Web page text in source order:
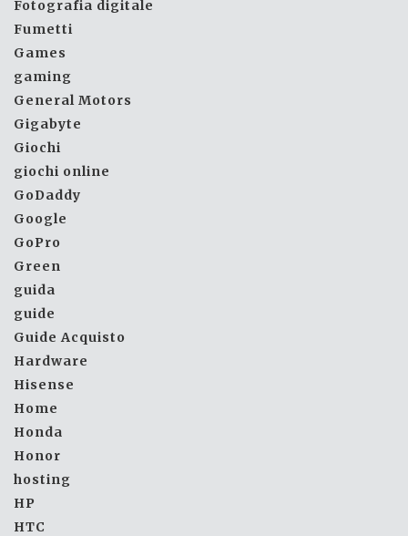
Fotografia digitale
Fumetti
Games
gaming
General Motors
Gigabyte
Giochi
giochi online
GoDaddy
Google
GoPro
Green
guida
guide
Guide Acquisto
Hardware
Hisense
Home
Honda
Honor
hosting
HP
HTC